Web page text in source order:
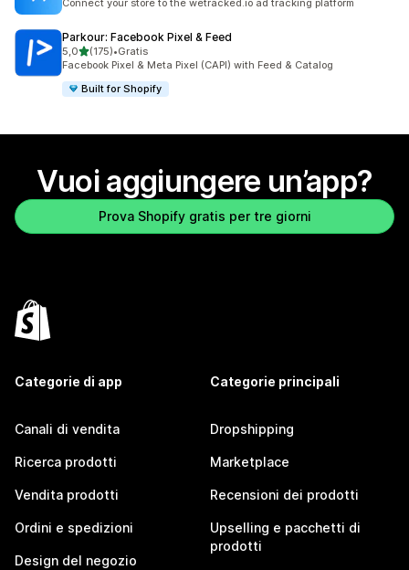
Connect your store to the wetracked.io ad tracking platform
Parkour: Facebook Pixel & Feed
5,0stelle su 5
(175)
175 recensioni totali
•Gratis
Facebook Pixel & Meta Pixel (CAPI) with Feed & Catalog
Built for Shopify
Vuoi aggiungere un’app?
Prova Shopify gratis per tre giorni
Categorie di app
Canali di vendita
Ricerca prodotti
Vendita prodotti
Ordini e spedizioni
Design del negozio
Categorie principali
Dropshipping
Marketplace
Recensioni dei prodotti
Upselling e pacchetti di
prodotti